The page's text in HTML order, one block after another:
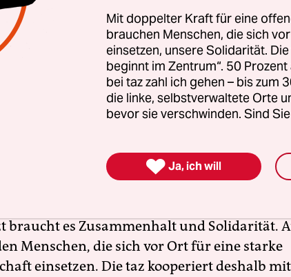
außerdem könnten mit Kenntnis von
Spionageversuche unternommen
gilt aber nicht für Buchungsunterlagen für
Gegen die Urteile sind noch
Erfolg der AfD bei den kommenden
braucht es Zusammenhalt und Solidarität.
Menschen, die sich vor Ort für eine starke
einsetzen. Die taz kooperiert deshalb
Mit doppelter Kraft für eine
brauchen Menschen, die sich
einsetzen, unsere Solidarität.
beginnt im Zentrum“. 50
bei taz zahl ich gehen – bis zum
die linke, selbstverwaltete Orte
bevor sie verschwinden. Sind
 Ja, ich will